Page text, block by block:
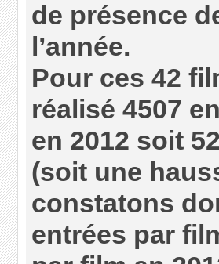
de présence
l’année.
Pour ces 42
réalisé 4507
en 2012 soit
(soit une
constatons
entrées par